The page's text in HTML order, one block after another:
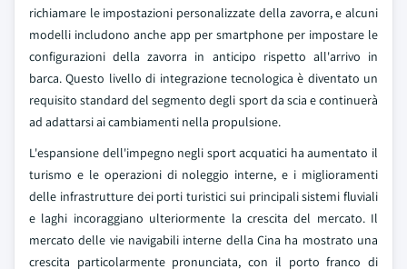
richiamare le impostazioni personalizzate della zavorra, e alcuni
modelli includono anche app per smartphone per impostare le
configurazioni della zavorra in anticipo rispetto all'arrivo in
barca. Questo livello di integrazione tecnologica è diventato un
requisito standard del segmento degli sport da scia e continuerà
ad adattarsi ai cambiamenti nella propulsione.
L'espansione dell'impegno negli sport acquatici ha aumentato il
turismo e le operazioni di noleggio interne, e i miglioramenti
delle infrastrutture dei porti turistici sui principali sistemi fluviali
e laghi incoraggiano ulteriormente la crescita del mercato. Il
mercato delle vie navigabili interne della Cina ha mostrato una
crescita particolarmente pronunciata, con il porto franco di